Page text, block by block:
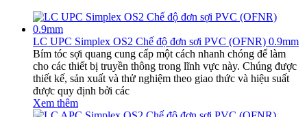
LC UPC Simplex OS2 Chế độ đơn sợi PVC (OFNR) 0.9mm
Bím tóc sợi quang cung cấp một cách nhanh chóng để làm
cho các thiết bị truyền thông trong lĩnh vực này. Chúng được
thiết kế, sản xuất và thử nghiệm theo giao thức và hiệu suất
được quy định bởi các
Xem thêm